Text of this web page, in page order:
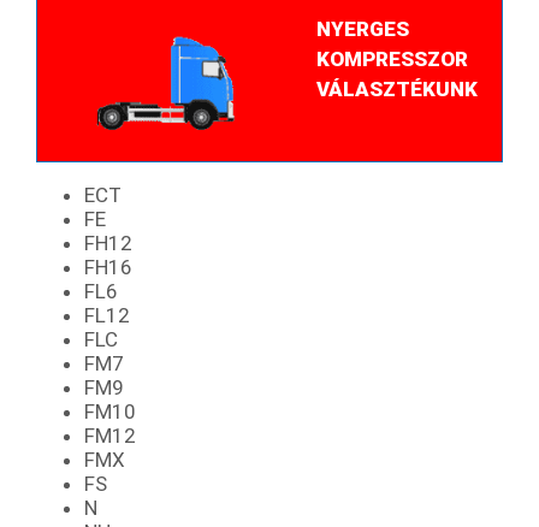
NYERGES
KOMPRESSZOR
VÁLASZTÉKUNK
ECT
FE
FH12
FH16
FL6
FL12
FLC
FM7
FM9
FM10
FM12
FMX
FS
N